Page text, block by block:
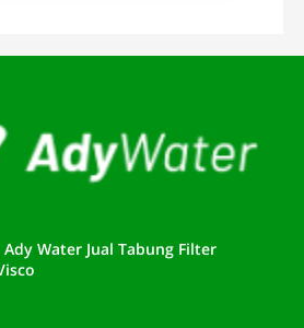
Water Jual Tabung Filter